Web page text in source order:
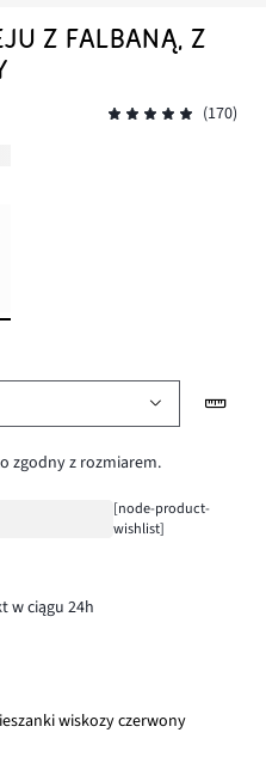
Z FALBANĄ, Z
(170)
zgodny z rozmiarem.
[node-product-
wishlist]
w ciągu 24h
wiskozy czerwony